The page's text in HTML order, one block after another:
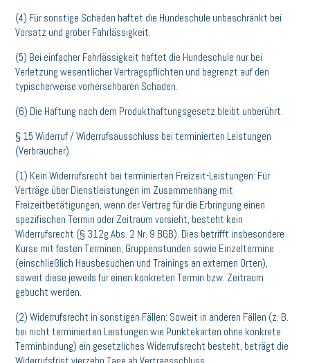
(4) Für sonstige Schäden haftet die Hundeschule unbeschränkt bei
Vorsatz und grober Fahrlässigkeit.
(5) Bei einfacher Fahrlässigkeit haftet die Hundeschule nur bei
Verletzung wesentlicher Vertragspflichten und begrenzt auf den
typischerweise vorhersehbaren Schaden.
(6) Die Haftung nach dem Produkthaftungsgesetz bleibt unberührt.
§ 15 Widerruf / Widerrufsausschluss bei terminierten Leistungen
(Verbraucher)
(1) Kein Widerrufsrecht bei terminierten Freizeit-Leistungen: Für
Verträge über Dienstleistungen im Zusammenhang mit
Freizeitbetätigungen, wenn der Vertrag für die Erbringung einen
spezifischen Termin oder Zeitraum vorsieht, besteht kein
Widerrufsrecht (§ 312g Abs. 2 Nr. 9 BGB). Dies betrifft insbesondere
Kurse mit festen Terminen, Gruppenstunden sowie Einzeltermine
(einschließlich Hausbesuchen und Trainings an externen Orten),
soweit diese jeweils für einen konkreten Termin bzw. Zeitraum
gebucht werden.
(2) Widerrufsrecht in sonstigen Fällen: Soweit in anderen Fällen (z. B.
bei nicht terminierten Leistungen wie Punktekarten ohne konkrete
Terminbindung) ein gesetzliches Widerrufsrecht besteht, beträgt die